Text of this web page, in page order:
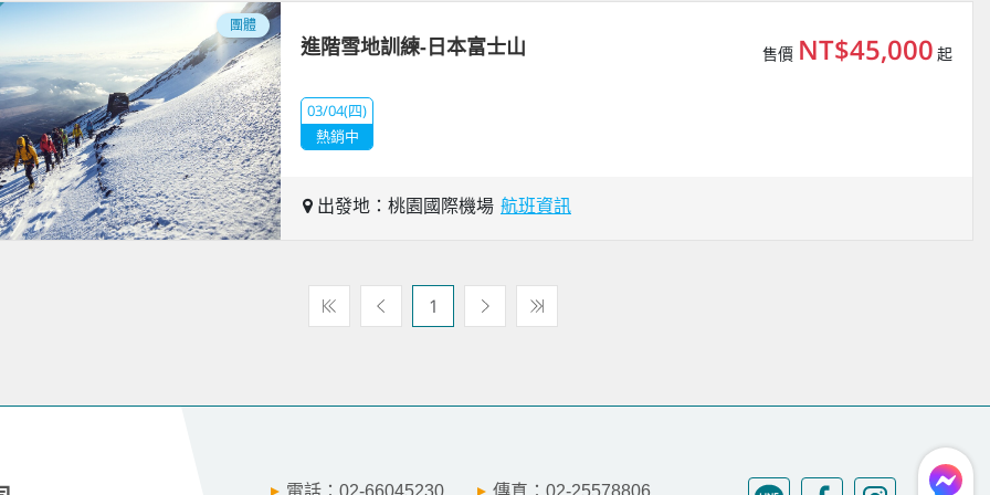
團體
進階雪地訓練-日本富士山 售價 NT$45,000 起
03/04(四)
熱銷中
出發地：桃園國際機場 航班資訊
1
電話：02-66045230 傳真：02-25578806